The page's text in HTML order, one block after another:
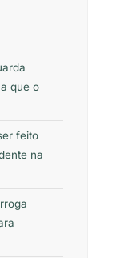
que o
feito
na